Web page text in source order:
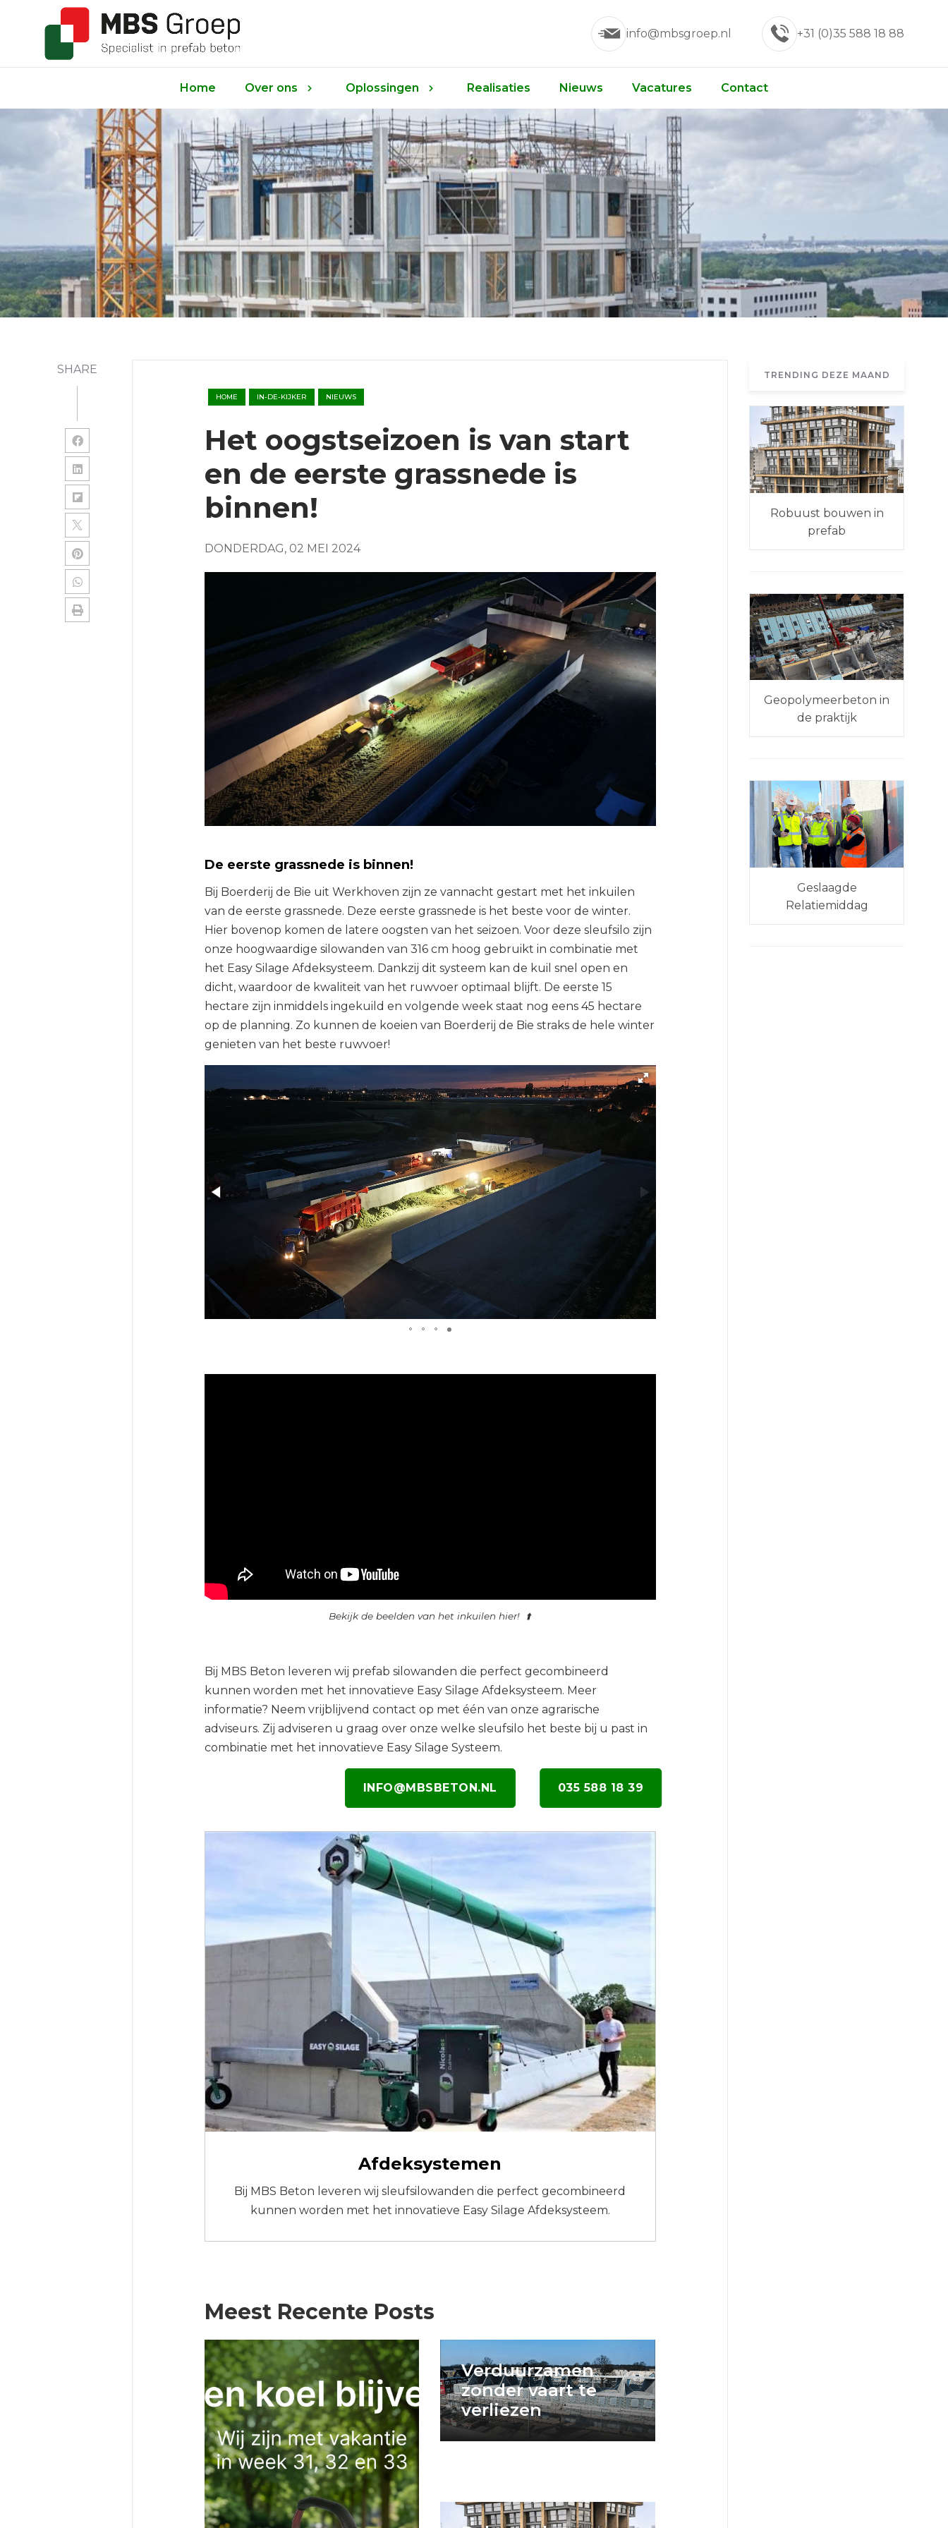
info@mbsgroep.nl +31 (0)35 588 18 88
Home Over ons Oplossingen Realisaties Nieuws Vacatures Contact
SHARE
HOME IN-DE-KIJKER NIEUWS
Het oogstseizoen is van start
en de eerste grassnede is
binnen!
DONDERDAG, 02 MEI 2024
De eerste grassnede is binnen!
Bij Boerderij de Bie uit Werkhoven zijn ze vannacht gestart met het inkuilen
van de eerste grassnede. Deze eerste grassnede is het beste voor de winter.
Hier bovenop komen de latere oogsten van het seizoen. Voor deze sleufsilo zijn
onze hoogwaardige silowanden van 316 cm hoog gebruikt in combinatie met
het Easy Silage Afdeksysteem. Dankzij dit systeem kan de kuil snel open en
dicht, waardoor de kwaliteit van het ruwvoer optimaal blijft. De eerste 15
hectare zijn inmiddels ingekuild en volgende week staat nog eens 45 hectare
op de planning. Zo kunnen de koeien van Boerderij de Bie straks de hele winter
genieten van het beste ruwvoer!
Bekijk de beelden van het inkuilen hier! ⬆️
Bij MBS Beton leveren wij prefab silowanden die perfect gecombineerd
kunnen worden met het innovatieve Easy Silage Afdeksysteem. Meer
informatie? Neem vrijblijvend contact op met één van onze agrarische
adviseurs. Zij adviseren u graag over onze welke sleufsilo het beste bij u past in
combinatie met het innovatieve Easy Silage Systeem.
INFO@MBSBETON.NL 035 588 18 39
Afdeksystemen
Bij MBS Beton leveren wij sleufsilowanden die perfect gecombineerd
kunnen worden met het innovatieve Easy Silage Afdeksysteem.
Meest Recente Posts
Verduurzamen
zonder vaart te
verliezen
TRENDING DEZE MAAND
Robuust bouwen in
prefab
Geopolymeerbeton in
de praktijk
Geslaagde
Relatiemiddag